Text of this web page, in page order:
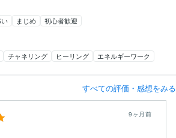
まじめ 初心者歓迎
チャネリング ヒーリング エネルギーワーク
すべての評価・感想をみる
9ヶ月前